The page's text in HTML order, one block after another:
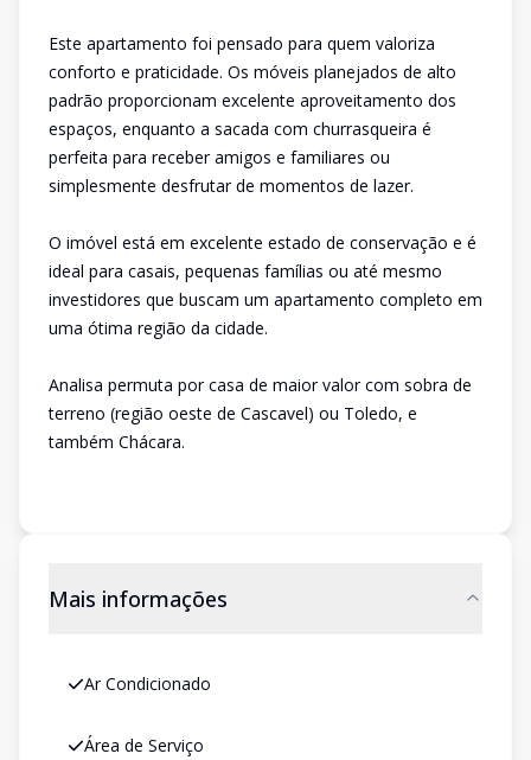
Este apartamento foi pensado para quem valoriza
conforto e praticidade. Os móveis planejados de alto
padrão proporcionam excelente aproveitamento dos
espaços, enquanto a sacada com churrasqueira é
perfeita para receber amigos e familiares ou
simplesmente desfrutar de momentos de lazer.
O imóvel está em excelente estado de conservação e é
ideal para casais, pequenas famílias ou até mesmo
investidores que buscam um apartamento completo em
uma ótima região da cidade.
Analisa permuta por casa de maior valor com sobra de
terreno (região oeste de Cascavel) ou Toledo, e
também Chácara.
Mais informações
Ar Condicionado
Área de Serviço